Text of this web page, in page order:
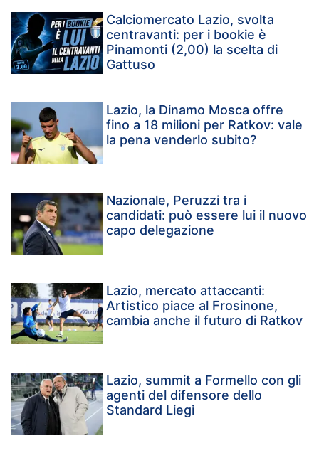
Calciomercato Lazio, svolta
centravanti: per i bookie è
Pinamonti (2,00) la scelta di
Gattuso
Lazio, la Dinamo Mosca offre
fino a 18 milioni per Ratkov: vale
la pena venderlo subito?
Nazionale, Peruzzi tra i
candidati: può essere lui il nuovo
capo delegazione
Lazio, mercato attaccanti:
Artistico piace al Frosinone,
cambia anche il futuro di Ratkov
Lazio, summit a Formello con gli
agenti del difensore dello
Standard Liegi